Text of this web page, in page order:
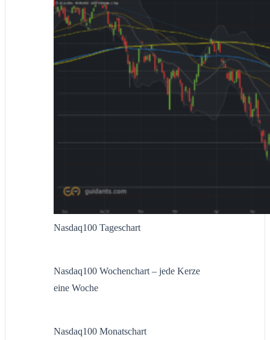
Nasdaq100 Tageschart
Nasdaq100 Wochenchart – jede Kerze
eine Woche
Nasdaq100 Monatschart